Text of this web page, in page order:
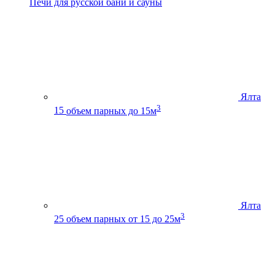
Печи для русской бани и сауны
Ялта
15 объем парных до 15м3
Ялта
25 объем парных от 15 до 25м3